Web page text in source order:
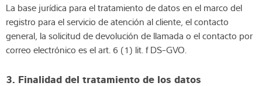
La base jurídica para el tratamiento de datos en el marco del
registro para el servicio de atención al cliente, el contacto
general, la solicitud de devolución de llamada o el contacto por
correo electrónico es el art. 6 (1) lit. f DS-GVO.
3. Finalidad del tratamiento de los datos